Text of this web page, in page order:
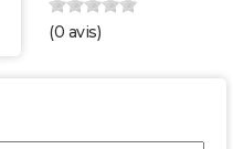
(0 avis)